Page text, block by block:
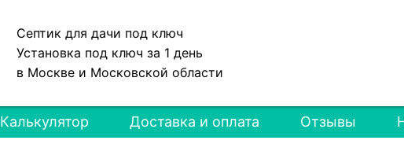
Септик для дачи под ключ
Установка под ключ за 1 день
в Москве и Московской области
Калькулятор Доставка и оплата Отзывы